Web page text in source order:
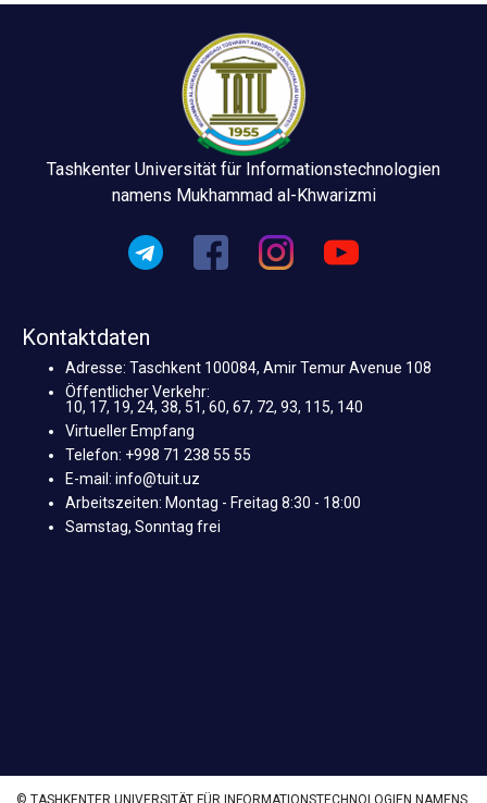
Tashkenter Universität für Informationstechnologien
namens Mukhammad al-Khwarizmi
Kontaktdaten
Adresse: Taschkent 100084, Amir Temur Avenue 108
Öffentlicher Verkehr:
10, 17, 19, 24, 38, 51, 60, 67, 72, 93, 115, 140
Virtueller Empfang
Telefon: +998 71 238 55 55
E-mail: info@tuit.uz
Arbeitszeiten: Montag - Freitag 8:30 - 18:00
Samstag, Sonntag frei
© TASHKENTER UNIVERSITÄT FÜR INFORMATIONSTECHNOLOGIEN NAMENS